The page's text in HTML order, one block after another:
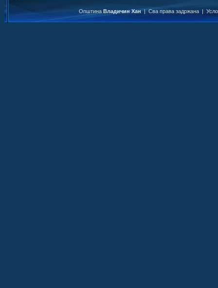
Општина Владичин Хан| Сва права задржана |